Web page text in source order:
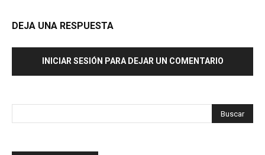
DEJA UNA RESPUESTA
INICIAR SESIÓN PARA DEJAR UN COMENTARIO